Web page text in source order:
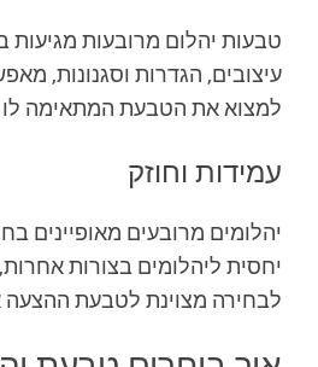
טבעות יהלום מרובעות מגיעות
עיצובים, הגדרות וסגנונות,
למצוא את הטבעת המתאימה לו
עמידות וחוזק
יהלומים מרובעים מאופיינים
יחסית ליהלומים בצורות
לבחירה מצוינת לטבעת ההצעה